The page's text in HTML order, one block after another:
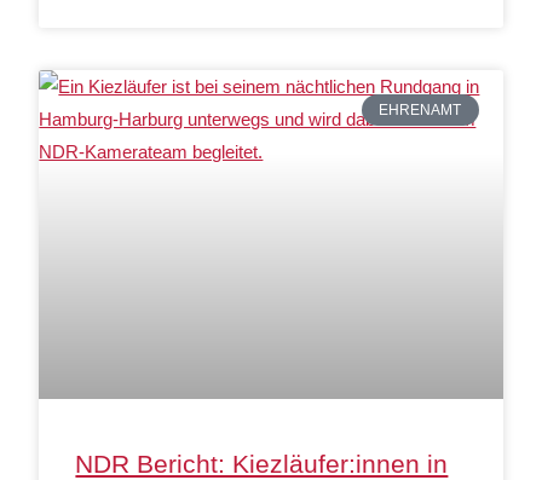
EHRENAMT
NDR Bericht: Kiezläufer:innen in